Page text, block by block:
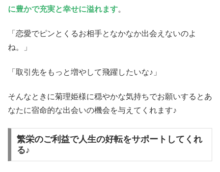
に豊かで充実と幸せに溢れます。
「恋愛でピンとくるお相手となかなか出会えないのよ
ね。」
「取引先をもっと増やして飛躍したいな♪」
そんなときに菊理姫様に穏やかな気持ちでお願いするとあ
なたに宿命的な出会いの機会を与えてくれます♪
繁栄のご利益で人生の好転をサポートしてくれ
る♪